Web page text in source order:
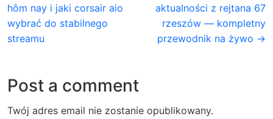
hôm nay i jaki corsair aio
wybrać do stabilnego
streamu
aktualności z rejtana 67
rzeszów — kompletny
przewodnik na żywo →
Post a comment
Twój adres email nie zostanie opublikowany.